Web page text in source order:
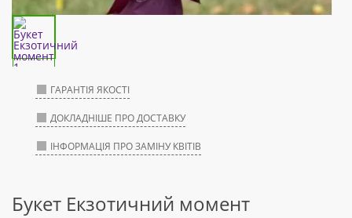
ГАРАНТІЯ ЯКОСТІ
ДОКЛАДНІШЕ ПРО ДОСТАВКУ
ІНФОРМАЦІЯ ПРО ЗАМІНУ КВІТІВ
Букет Екзотичний момент